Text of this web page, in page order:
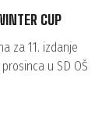
CUP
za 11. izdanje
u SD OŠ